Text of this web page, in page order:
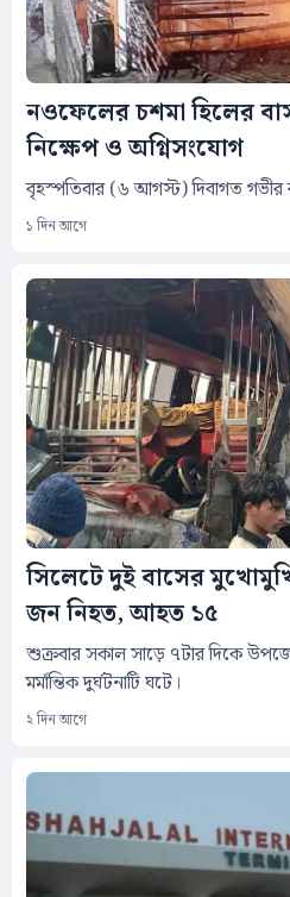
নওফেলের চশমা হিলের
নিক্ষেপ ও অগ্নিসংযোগ
বৃহস্পতিবার (৬ আগস্ট) দিবাগত গভীর
১ দিন আগে
সিলেটে দুই বাসের
জন নিহত, আহত ১৫
শুক্রবার সকাল সাড়ে ৭টার দিকে
মর্মান্তিক দুর্ঘটনাটি ঘটে।
২ দিন আগে